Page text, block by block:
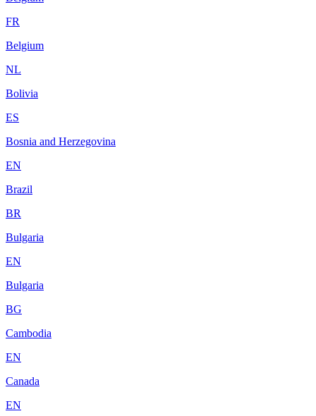
FR
Belgium
NL
Bolivia
ES
Bosnia and Herzegovina
EN
Brazil
BR
Bulgaria
EN
Bulgaria
BG
Cambodia
EN
Canada
EN